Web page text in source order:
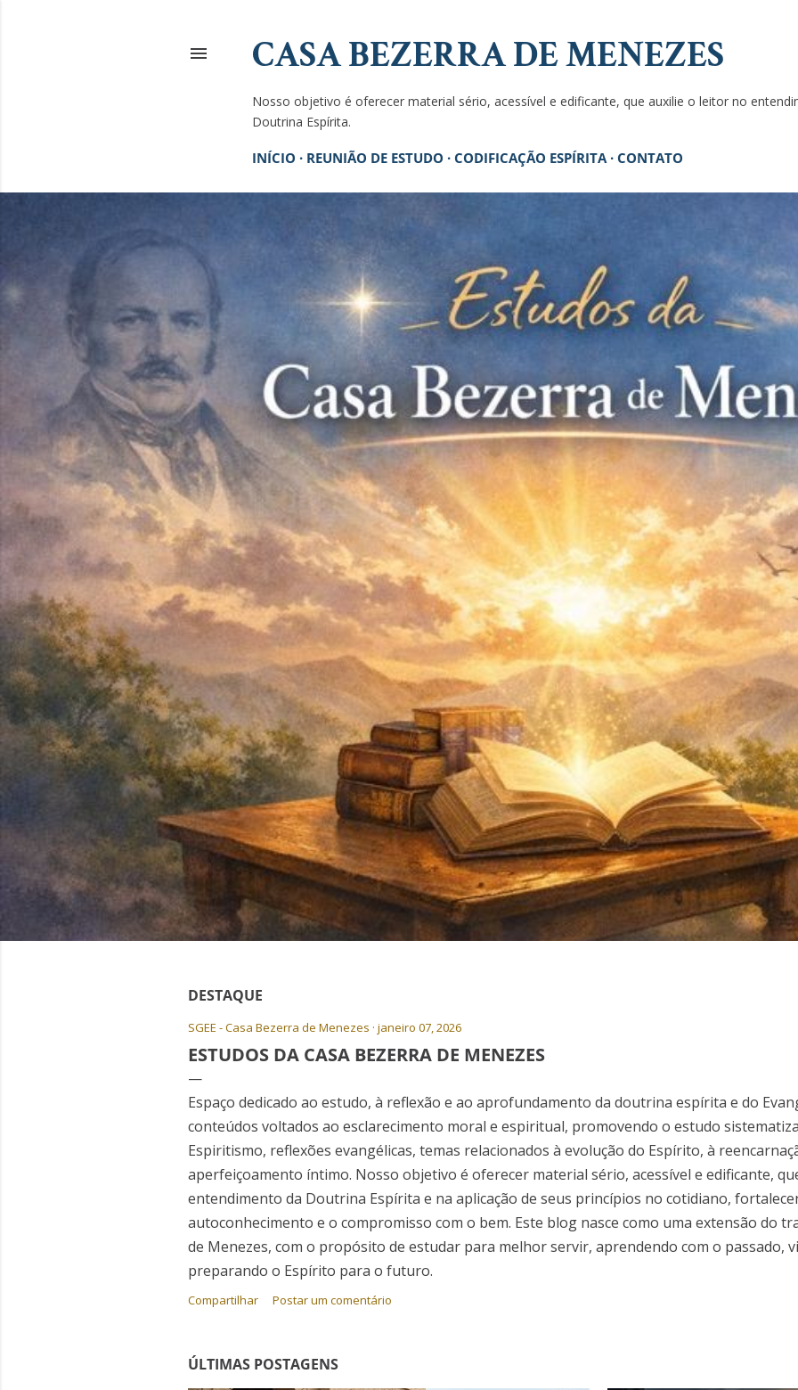
CASA BEZERRA DE MENEZES
Nosso objetivo é oferecer material sério, acessível e edificante, que auxilie o leitor no
Doutrina Espírita.
INÍCIO REUNIÃO DE ESTUDO CODIFICAÇÃO ESPÍRITA CONTATO
P
o
s
t
a
g
e
n
s
DESTAQUE
SGEE - Casa Bezerra de Menezes janeiro 07, 2026
ESTUDOS DA CASA BEZERRA DE MENEZES
Espaço dedicado ao estudo, à reflexão e ao aprofundamento da doutrina espírita e do
conteúdos voltados ao esclarecimento moral e espiritual, promovendo o estudo
Espiritismo, reflexões evangélicas, temas relacionados à evolução do Espírito, à
aperfeiçoamento íntimo. Nosso objetivo é oferecer material sério, acessível e edificante,
entendimento da Doutrina Espírita e na aplicação de seus princípios no cotidiano,
autoconhecimento e o compromisso com o bem. Este blog nasce como uma extensão do
de Menezes, com o propósito de estudar para melhor servir, aprendendo com o passado,
preparando o Espírito para o futuro.
Compartilhar Postar um comentário
ÚLTIMAS POSTAGENS